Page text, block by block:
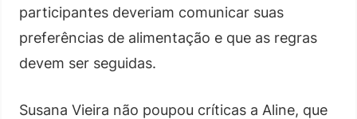
participantes deveriam comunicar suas
preferências de alimentação e que as regras
devem ser seguidas.
Susana Vieira não poupou críticas a Aline, que